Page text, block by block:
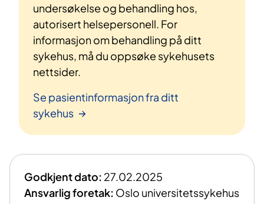
undersøkelse og behandling hos,
autorisert helsepersonell. For
informasjon om behandling på ditt
sykehus, må du oppsøke sykehusets
nettsider.
Se pasientinformasjon fra ditt
sykehus
Godkjent dato: 27.02.2025
Ansvarlig foretak: Oslo universitetssykehus